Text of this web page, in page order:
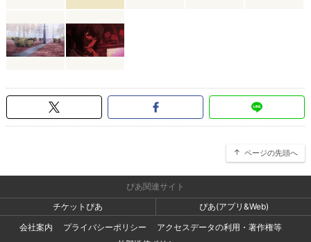
ページの先頭へ
ぴあ関連サイト
チケットぴあ
ぴあ(アプリ&Web)
会社案内
プライバシーポリシー
アクセスデータの利用・著作権等